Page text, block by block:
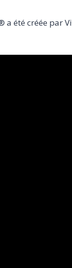
été créée par